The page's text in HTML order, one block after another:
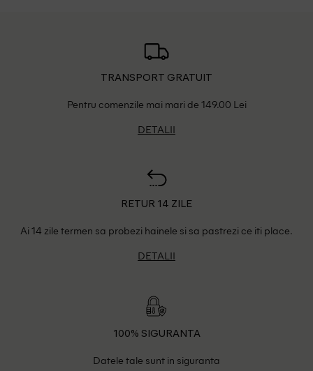
TRANSPORT GRATUIT
Pentru comenzile mai mari de 149.00 Lei
DETALII
RETUR 14 ZILE
Ai 14 zile termen sa probezi hainele si sa pastrezi ce iti place.
DETALII
100% SIGURANTA
Datele tale sunt in siguranta